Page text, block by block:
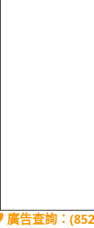
廣告查詢：